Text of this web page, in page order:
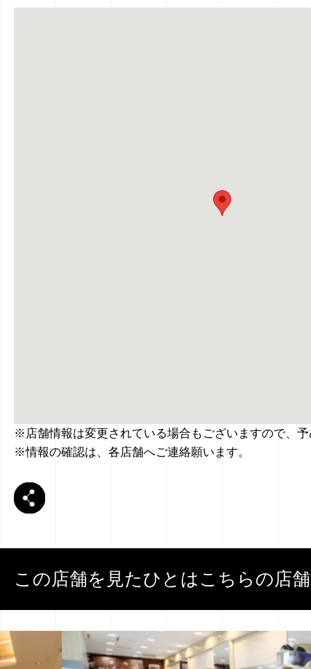
※店舗情報は変更されている場合もございますので、
※情報の確認は、各店舗へご連絡願います。
この店舗を見たひとはこちらの店